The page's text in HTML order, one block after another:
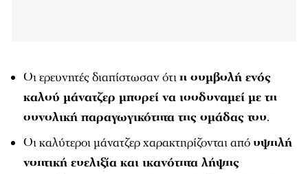
Οι ερευνητές διαπίστωσαν ότιη συμβολή ενός
καλού μάνατζερ μπορεί να ισοδυναμεί με τη
συνολική παραγωγικότητα της ομάδας του.
Οι καλύτεροι μάνατζερ χαρακτηρίζονται από υψηλή
νοητική ευελιξία και ικανότητα λήψης